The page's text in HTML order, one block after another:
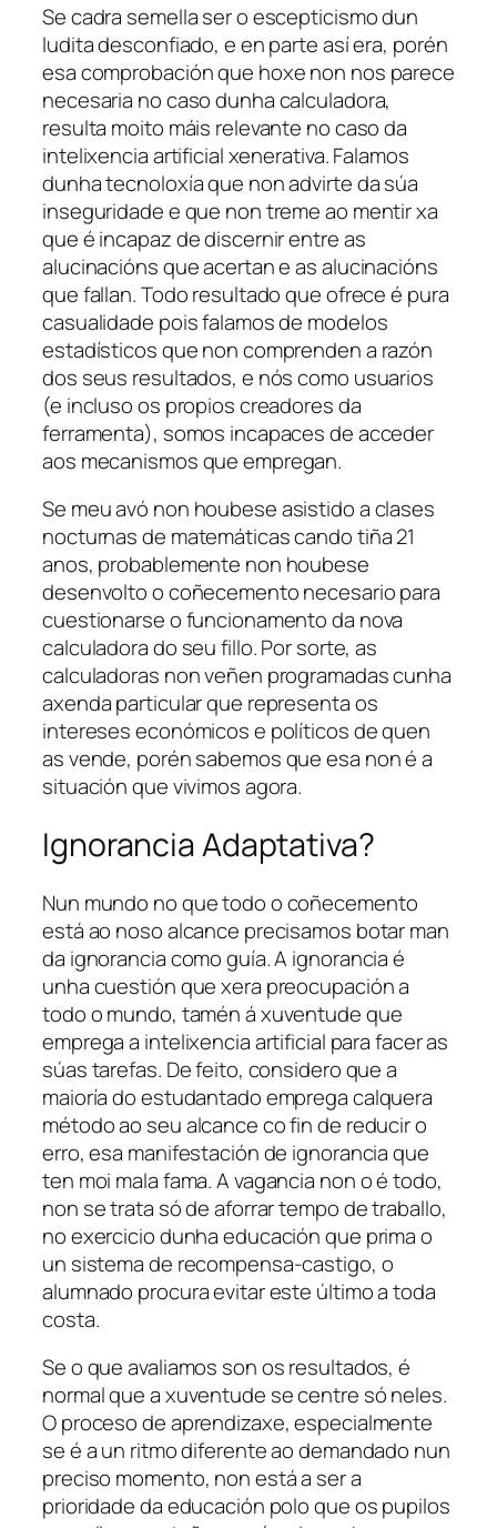
Se cadra semella ser o escepticismo dun
ludita desconfiado, e en parte así era, porén
esa comprobación que hoxe non nos parece
necesaria no caso dunha calculadora,
resulta moito máis relevante no caso da
intelixencia artificial xenerativa. Falamos
dunha tecnoloxía que non advirte da súa
inseguridade e que non treme ao mentir xa
que é incapaz de discernir entre as
alucinacións que acertan e as alucinacións
que fallan. Todo resultado que ofrece é pura
casualidade pois falamos de modelos
estadísticos que non comprenden a razón
dos seus resultados, e nós como usuarios
(e incluso os propios creadores da
ferramenta), somos incapaces de acceder
aos mecanismos que empregan.
Se meu avó non houbese asistido a clases
nocturnas de matemáticas cando tiña 21
anos, probablemente non houbese
desenvolto o coñecemento necesario para
cuestionarse o funcionamento da nova
calculadora do seu fillo. Por sorte, as
calculadoras non veñen programadas cunha
axenda particular que representa os
intereses económicos e políticos de quen
as vende, porén sabemos que esa non é a
situación que vivimos agora.
Ignorancia Adaptativa?
Nun mundo no que todo o coñecemento
está ao noso alcance precisamos botar man
da ignorancia como guía. A ignorancia é
unha cuestión que xera preocupación a
todo o mundo, tamén á xuventude que
emprega a intelixencia artificial para facer as
súas tarefas. De feito, considero que a
maioría do estudantado emprega calquera
método ao seu alcance co fin de reducir o
erro, esa manifestación de ignorancia que
ten moi mala fama. A vagancia non o é todo,
non se trata só de aforrar tempo de traballo,
no exercicio dunha educación que prima o
un sistema de recompensa-castigo, o
alumnado procura evitar este último a toda
costa.
Se o que avaliamos son os resultados, é
normal que a xuventude se centre só neles.
O proceso de aprendizaxe, especialmente
se é a un ritmo diferente ao demandado nun
preciso momento, non está a ser a
prioridade da educación polo que os pupilos